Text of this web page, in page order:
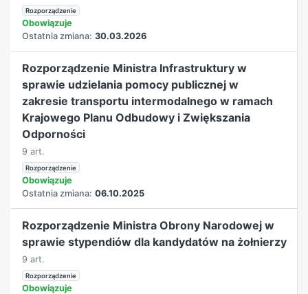
Rozporządzenie
Obowiązuje
Ostatnia zmiana: 30.03.2026
Rozporządzenie Ministra Infrastruktury w
sprawie udzielania pomocy publicznej w
zakresie transportu intermodalnego w ramach
Krajowego Planu Odbudowy i Zwiększania
Odporności
9 art.
Rozporządzenie
Obowiązuje
Ostatnia zmiana: 06.10.2025
Rozporządzenie Ministra Obrony Narodowej w
sprawie stypendiów dla kandydatów na żołnierzy
9 art.
Rozporządzenie
Obowiązuje